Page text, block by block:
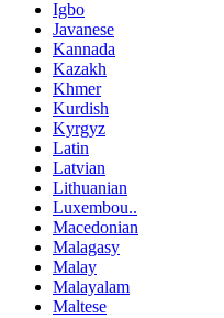
Igbo
Javanese
Kannada
Kazakh
Khmer
Kurdish
Kyrgyz
Latin
Latvian
Lithuanian
Luxembou..
Macedonian
Malagasy
Malay
Malayalam
Maltese